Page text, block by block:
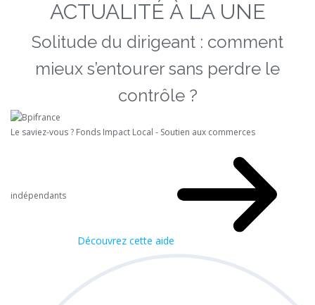
ACTUALITÉ À LA UNE
Solitude du dirigeant : comment
mieux s’entourer sans perdre le
contrôle ?
Le saviez-vous ? Fonds Impact Local - Soutien aux commerces
indépendants
Découvrez cette aide